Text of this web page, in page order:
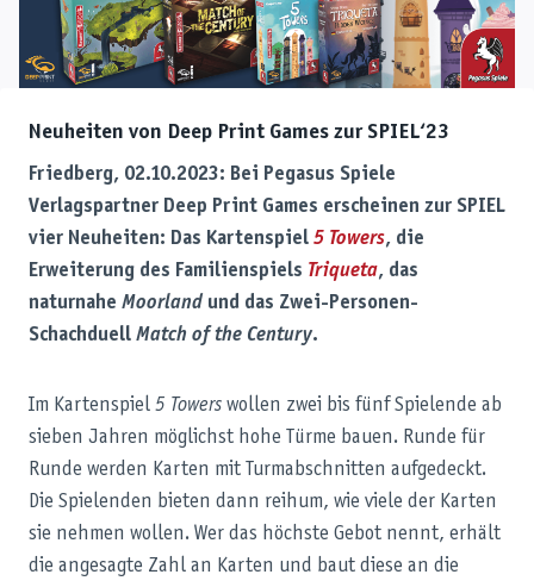
Neuheiten von Deep Print Games zur SPIEL‘23
Friedberg, 02.10.2023: Bei Pegasus Spiele
Verlagspartner Deep Print Games erscheinen zur SPIEL
vier Neuheiten: Das Kartenspiel 5 Towers, die
Erweiterung des Familienspiels Triqueta, das
naturnahe Moorland und das Zwei-Personen-
Schachduell Match of the Century.
Im Kartenspiel 5 Towers wollen zwei bis fünf Spielende ab
sieben Jahren möglichst hohe Türme bauen. Runde für
Runde werden Karten mit Turmabschnitten aufgedeckt.
Die Spielenden bieten dann reihum, wie viele der Karten
sie nehmen wollen. Wer das höchste Gebot nennt, erhält
die angesagte Zahl an Karten und baut diese an die